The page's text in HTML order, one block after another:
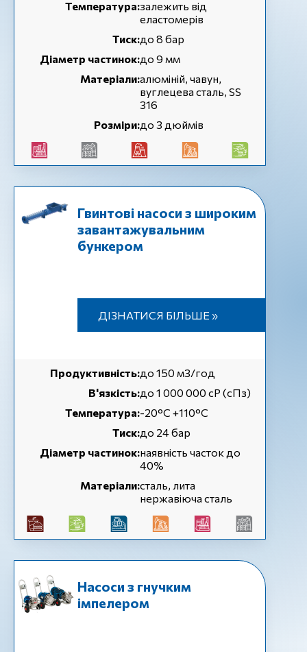
Температура:залежить від
еластомерів
Тиск:до 8 бар
Діаметр частинок:до 9 мм
Матеріали:алюміній, чавун,
вуглецева сталь, SS
316
Розміри:до 3 дюймів
Гвинтові насоси з широким
завантажувальним
бункером
ДІЗНАТИСЯ БІЛЬШЕ »
Продуктивність:до 150 м3/год
В'язкість:до 1 000 000 cP (сПз)
Температура:-20°C +110°C
Тиск:до 24 бар
Діаметр частинок:наявність часток до
40%
Матеріали:сталь, лита
нержавіюча сталь
Насоси з гнучким
імпелером